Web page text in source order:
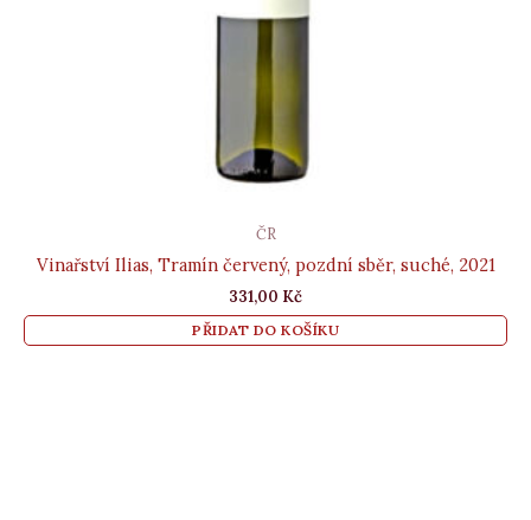
ČR
Vinařství Ilias, Tramín červený, pozdní sběr, suché, 2021
331,00 Kč
PŘIDAT DO KOŠÍKU